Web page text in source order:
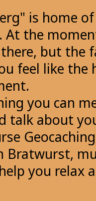
is home
At the
but the
feel like the
you can
talk about
Bratwurst,
you relax